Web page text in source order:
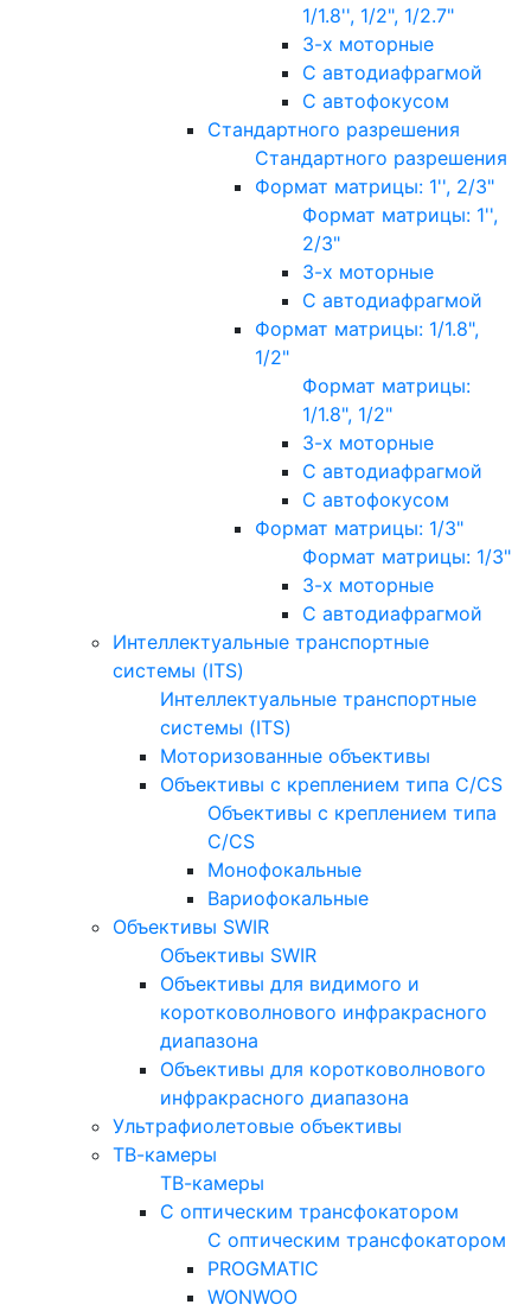
1/1.8'', 1/2", 1/2.7"
3-х моторные
С автодиафрагмой
С автофокусом
Стандартного разрешения
Стандартного разрешения
Формат матрицы: 1'', 2/3"
Формат матрицы: 1'',
2/3"
3-х моторные
С автодиафрагмой
Формат матрицы: 1/1.8",
1/2"
Формат матрицы:
1/1.8", 1/2"
3-х моторные
С автодиафрагмой
С автофокусом
Формат матрицы: 1/3"
Формат матрицы: 1/3"
3-х моторные
С автодиафрагмой
Интеллектуальные транспортные
системы (ITS)
Интеллектуальные транспортные
системы (ITS)
Моторизованные объективы
Объективы с креплением типа C/CS
Объективы с креплением типа
C/CS
Монофокальные
Вариофокальные
Объективы SWIR
Объективы SWIR
Объективы для видимого и
коротковолнового инфракрасного
диапазона
Объективы для коротковолнового
инфракрасного диапазона
Ультрафиолетовые объективы
ТВ-камеры
ТВ-камеры
С оптическим трансфокатором
С оптическим трансфокатором
PROGMATIC
WONWOO